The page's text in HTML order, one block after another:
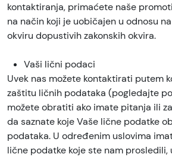
kontaktiranja, primaćete naše
na način koji je uobičajen u odnosu
okviru dopustivih zakonskih okvira.
Vaši lični podaci
Uvek nas možete kontaktirati putem
zaštitu ličnih podataka (pogledajte
možete obratiti ako imate pitanja ili
da saznate koje Vaše lične podatke
podataka. U određenim uslovima
lične podatke koje ste nam prosledili,